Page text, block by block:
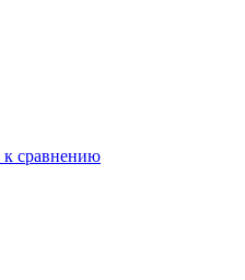
сравнению